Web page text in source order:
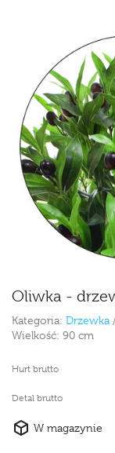
Oliwka -
Kategoria: Drzewka
Wielkość: 90 cm
Hurt brutto
Detal brutto
W magazynie